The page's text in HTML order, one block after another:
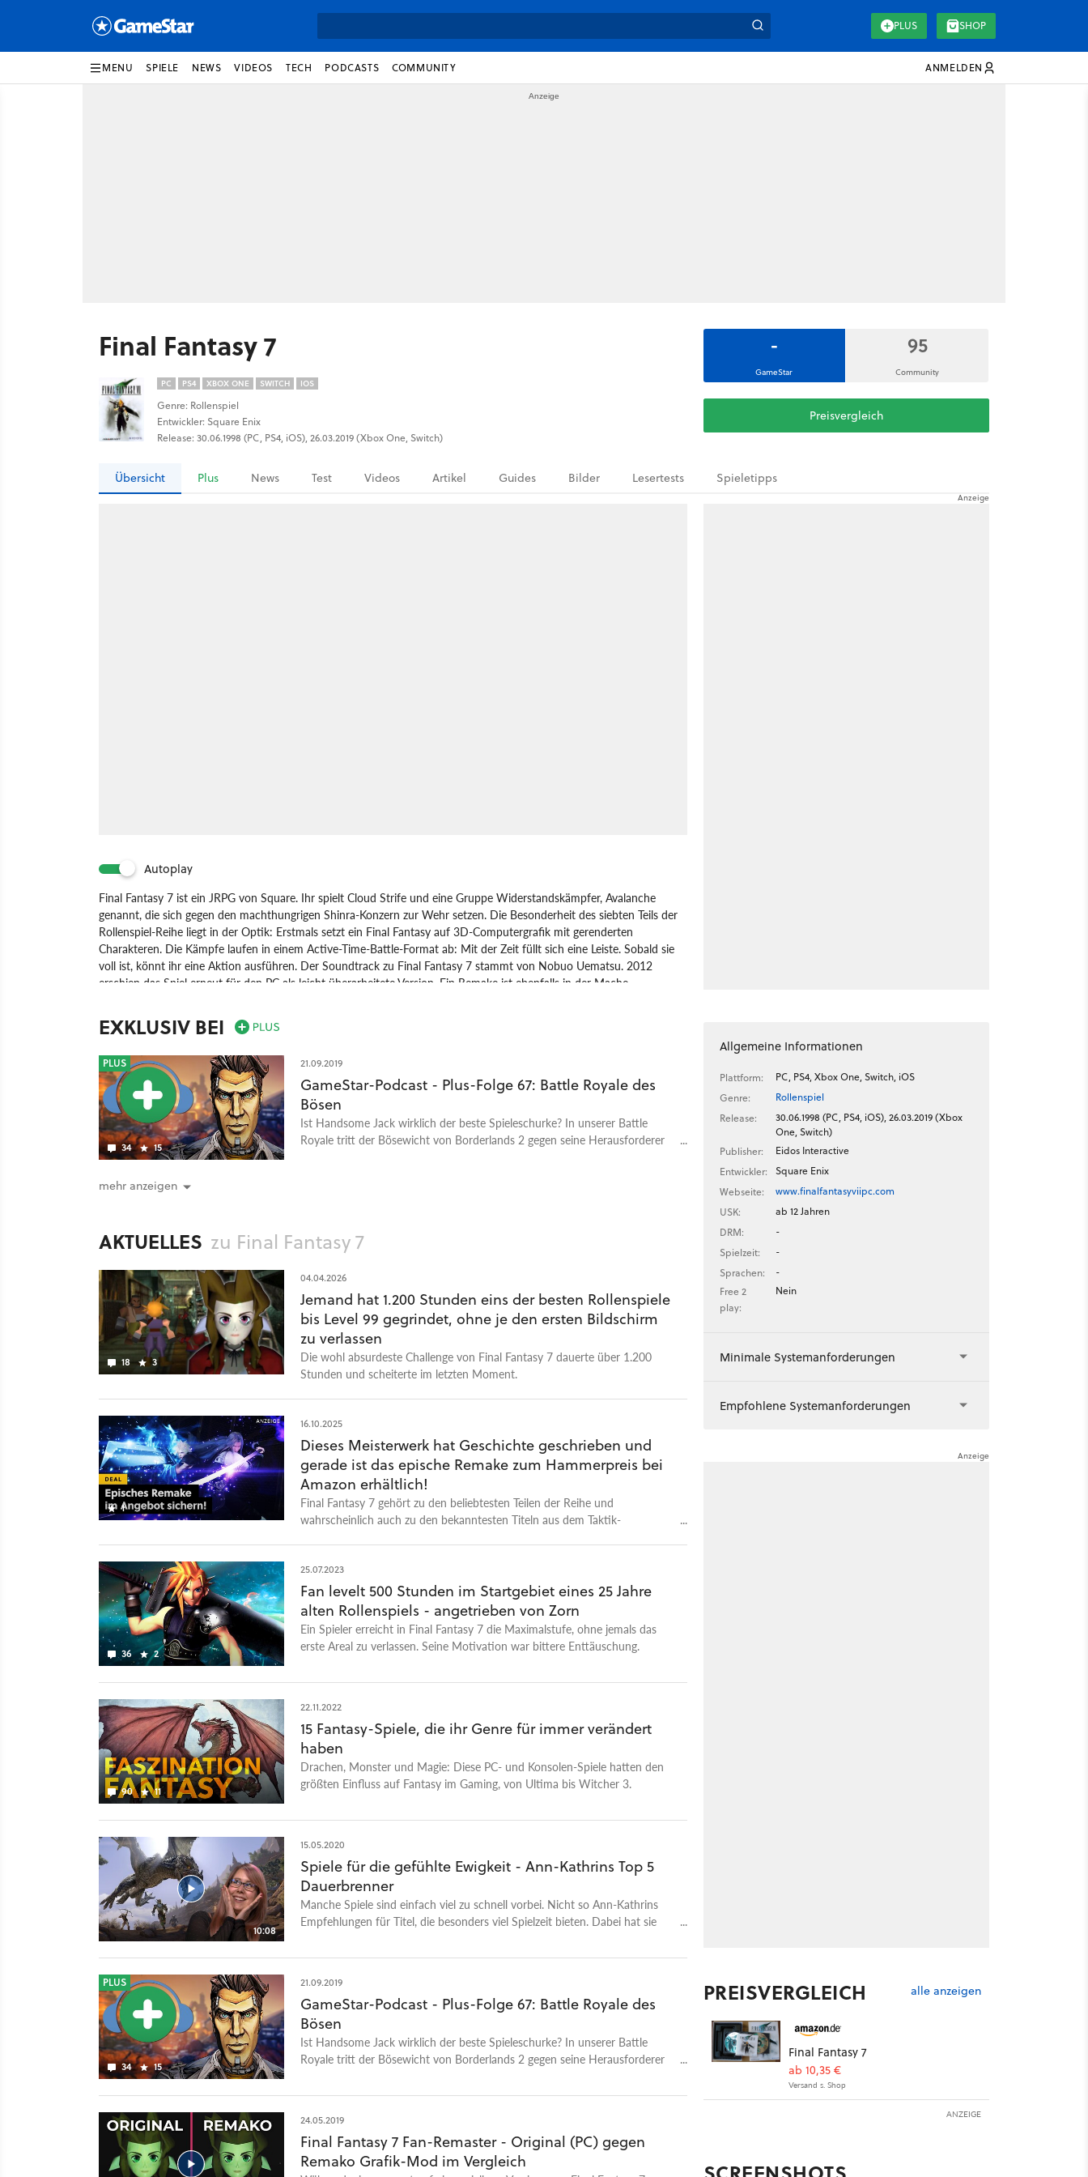
PLUS SHOP
MENU SPIELE NEWS VIDEOS TECH PODCASTS COMMUNITY ANMELDEN
Final Fantasy 7
PC PS4 XBOX ONE SWITCH IOS
Genre: Rollenspiel
Entwickler: Square Enix
Release: 30.06.1998 (PC, PS4, iOS), 26.03.2019 (Xbox One, Switch)
-
GameStar
95
Community
Preisvergleich
Übersicht Plus News Test Videos Artikel Guides Bilder Lesertests Spieletipps
Autoplay
Final Fantasy 7 ist ein JRPG von Square. Ihr spielt Cloud Strife und eine Gruppe Widerstandskämpfer, Avalanche
genannt, die sich gegen den machthungrigen Shinra-Konzern zur Wehr setzen. Die Besonderheit des siebten Teils der
Rollenspiel-Reihe liegt in der Optik: Erstmals setzt ein Final Fantasy auf 3D-Computergrafik mit gerenderten
Charakteren. Die Kämpfe laufen in einem Active-Time-Battle-Format ab: Mit der Zeit füllt sich eine Leiste. Sobald sie
voll ist, könnt ihr eine Aktion ausführen. Der Soundtrack zu Final Fantasy 7 stammt von Nobuo Uematsu. 2012
erschien das Spiel erneut für den PC als leicht überarbeitete Version. Ein Remake ist ebenfalls in der Mache.
EXKLUSIV BEI
34 15
PLUS 21.09.2019
GameStar-Podcast - Plus-Folge 67: Battle Royale des
Bösen
Ist Handsome Jack wirklich der beste Spieleschurke? In unserer Battle
Royale tritt der Bösewicht von Borderlands 2 gegen seine Herausforderer
mehr anzeigen
AKTUELLES zu Final Fantasy 7
18 3
04.04.2026
Jemand hat 1.200 Stunden eins der besten Rollenspiele
bis Level 99 gegrindet, ohne je den ersten Bildschirm
zu verlassen
Die wohl absurdeste Challenge von Final Fantasy 7 dauerte über 1.200
Stunden und scheiterte im letzten Moment.
1
16.10.2025
Dieses Meisterwerk hat Geschichte geschrieben und
gerade ist das epische Remake zum Hammerpreis bei
Amazon erhältlich!
Final Fantasy 7 gehört zu den beliebtesten Teilen der Reihe und
wahrscheinlich auch zu den bekanntesten Titeln aus dem Taktik-
36 2
25.07.2023
Fan levelt 500 Stunden im Startgebiet eines 25 Jahre
alten Rollenspiels - angetrieben von Zorn
Ein Spieler erreicht in Final Fantasy 7 die Maximalstufe, ohne jemals das
erste Areal zu verlassen. Seine Motivation war bittere Enttäuschung.
90 11
22.11.2022
15 Fantasy-Spiele, die ihr Genre für immer verändert
haben
Drachen, Monster und Magie: Diese PC- und Konsolen-Spiele hatten den
größten Einfluss auf Fantasy im Gaming, von Ultima bis Witcher 3.
10:08
15.05.2020
Spiele für die gefühlte Ewigkeit - Ann-Kathrins Top 5
Dauerbrenner
Manche Spiele sind einfach viel zu schnell vorbei. Nicht so Ann-Kathrins
Empfehlungen für Titel, die besonders viel Spielzeit bieten. Dabei hat sie
Endgame-Content, Wiederspielwert und Erweiterungen mit einbezogen.
zu viel Spaß machen, als dass man sie nach dem Ende der Kampagne
einfach weglegen könnte. Mehr Spiele mit viel Inhalt: Open World-Spiele
2020 für PS4, Xbox One und die Switch Spielzeit ohne Ende Alle
Assassin's Creeds nach Spielzeit geordnet Maurices Top 5 Zeitfresser
Nataschas Empfehlungen
34 15
PLUS 21.09.2019
GameStar-Podcast - Plus-Folge 67: Battle Royale des
Bösen
Ist Handsome Jack wirklich der beste Spieleschurke? In unserer Battle
Royale tritt der Bösewicht von Borderlands 2 gegen seine Herausforderer
24.05.2019
Final Fantasy 7 Fan-Remaster - Original (PC) gegen
Remako Grafik-Mod im Vergleich
Allgemeine Informationen
Plattform:
PC, PS4, Xbox One, Switch, iOS
Genre:
Rollenspiel
Release:
30.06.1998 (PC, PS4, iOS), 26.03.2019 (Xbox
One, Switch)
Publisher:
Eidos Interactive
Entwickler:
Square Enix
Webseite:
www.finalfantasyviipc.com
USK:
ab 12 Jahren
DRM:
-
Spielzeit:
-
Sprachen:
-
Free 2
play:
Nein
Minimale Systemanforderungen
Empfohlene Systemanforderungen
PREISVERGLEICH alle anzeigen
Final Fantasy 7
ab 10,35 €
Versand s. Shop
ANZEIGE